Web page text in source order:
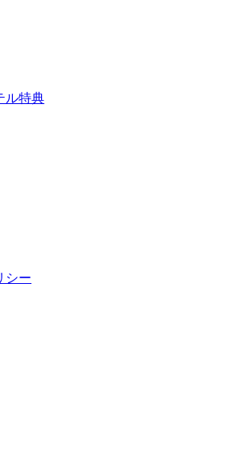
ル特典
シー